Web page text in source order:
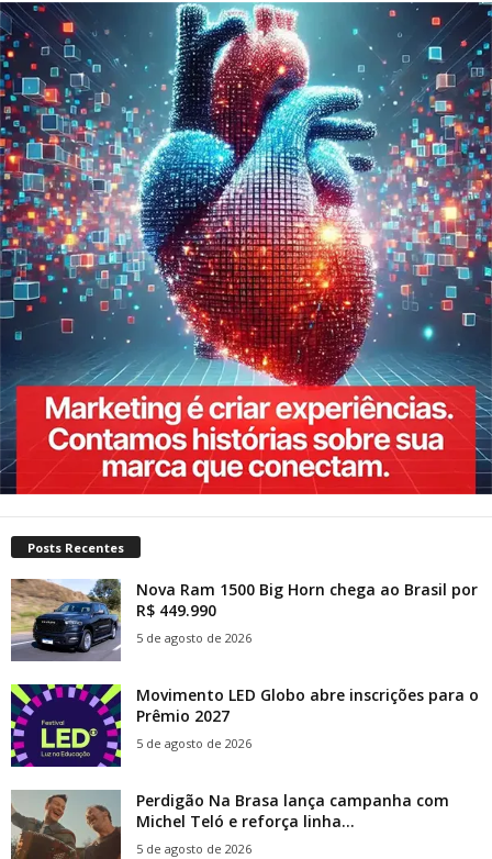
Posts Recentes
Nova Ram 1500 Big Horn chega ao Brasil por
R$ 449.990
5 de agosto de 2026
Movimento LED Globo abre inscrições para o
Prêmio 2027
5 de agosto de 2026
Perdigão Na Brasa lança campanha com
Michel Teló e reforça linha...
5 de agosto de 2026